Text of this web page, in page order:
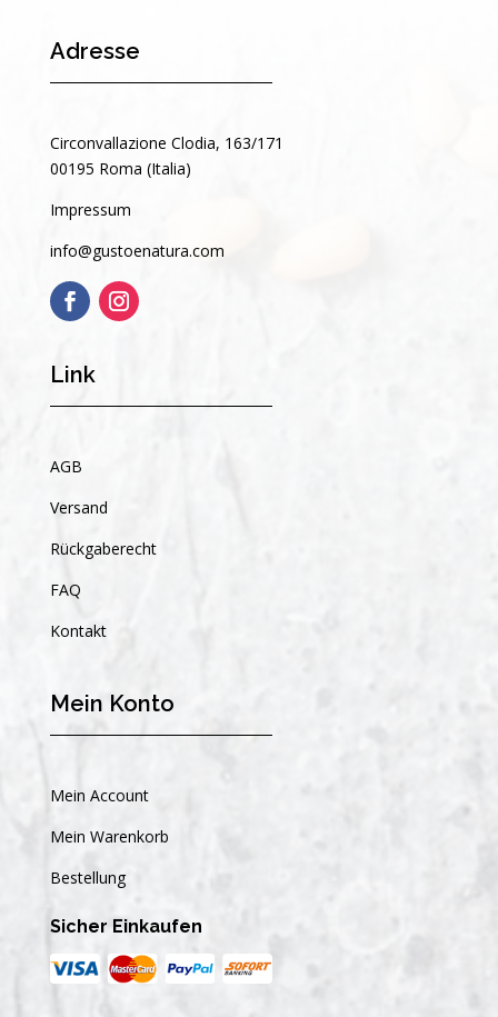
Adresse
Circonvallazione Clodia, 163/171
00195 Roma (Italia)
Impressum
info@gustoenatura.com
Link
AGB
Versand
Rückgaberecht
FAQ
Kontakt
Mein Konto
Mein Account
Mein Warenkorb
Bestellung
Sicher Einkaufen